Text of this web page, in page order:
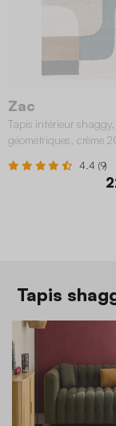
Zac
Tapis intérieur
géométriques, crème
4.4 (9)
Tapis